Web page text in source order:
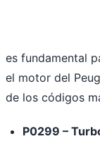
es fundamental
el motor del
de los códigos
P0299 –